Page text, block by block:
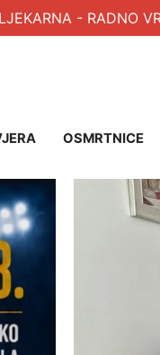
- RADNO VRIJEME
OSMRTNICE